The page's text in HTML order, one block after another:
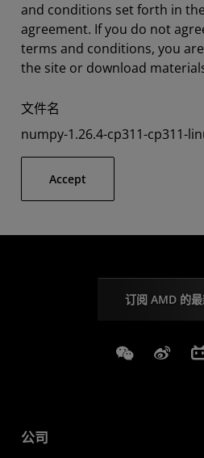
and conditions set forth in
agreement. If you do not
terms and conditions, you
the site or download
文件名
numpy-1.26.4-cp311-cp311-
Accept
订阅 AMD 的
Weixin
公司